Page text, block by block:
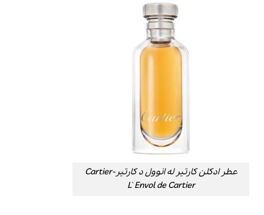
عطر ادکلن کارتیر له انوول د کارتیر-Cartier
L`Envol de Cartier